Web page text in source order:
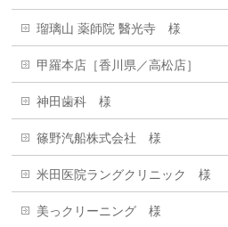
瑠璃山 薬師院 醫光寺 様
甲羅本店［香川県／高松店］
神田歯科 様
篠野汽船株式会社 様
米田医院ラングクリニック 様
美っクリーニング 様